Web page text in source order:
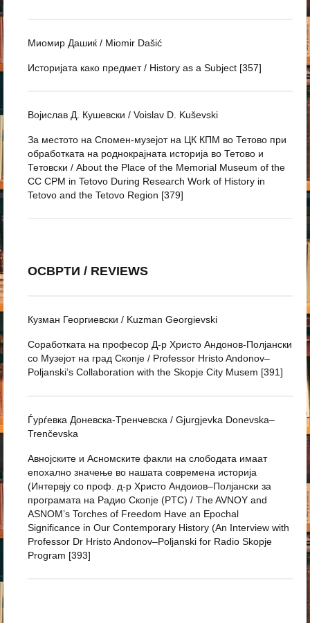
Миомир Дашиќ / Miomir Dašić
Историјата како предмет / History as a Subject [357]
Војислав Д. Кушевски / Voislav D. Kuševski
За местото на Спомен-музејот на ЦК КПМ во Тетово при
обработката на роднокрајната историја во Тетово и
Тетовски / About the Place of the Memorial Museum of the
CC CPM in Tetovo During Research Work of History in
Tetovo and the Tetovo Region [379]
ОСВРТИ / REVIEWS
Кузман Георгиевски / Kuzman Georgievski
Соработката на професор Д-р Христо Андонов-Полјански
со Музејот на град Скопје / Professor Hristo Andonov–
Poljanski’s Collaboration with the Skopje City Musem [391]
Ѓурѓевка Доневска-Тренчевска / Gjurgjevka Donevska–
Trenčevska
Авнојските и Асномските факли на слободата имаат
епохално значење во нашата современа историја
(Интервју со проф. д-р Христо Андоиов–Полјански за
програмата на Радио Скопје (PTC) / The AVNOY and
ASNOM’s Torches of Freedom Have an Epochal
Significance in Our Contemporary History (An Interview with
Professor Dr Hristo Andonov–Poljanski for Radio Skopje
Program [393]